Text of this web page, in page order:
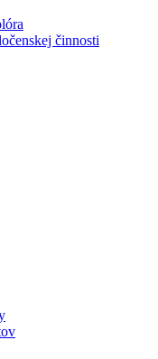
činnosti